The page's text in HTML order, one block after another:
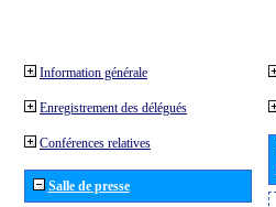
Information générale
Enregistrement des délégués
Conférences relatives
Salle de presse